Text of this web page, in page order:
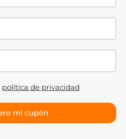
política de privacidad